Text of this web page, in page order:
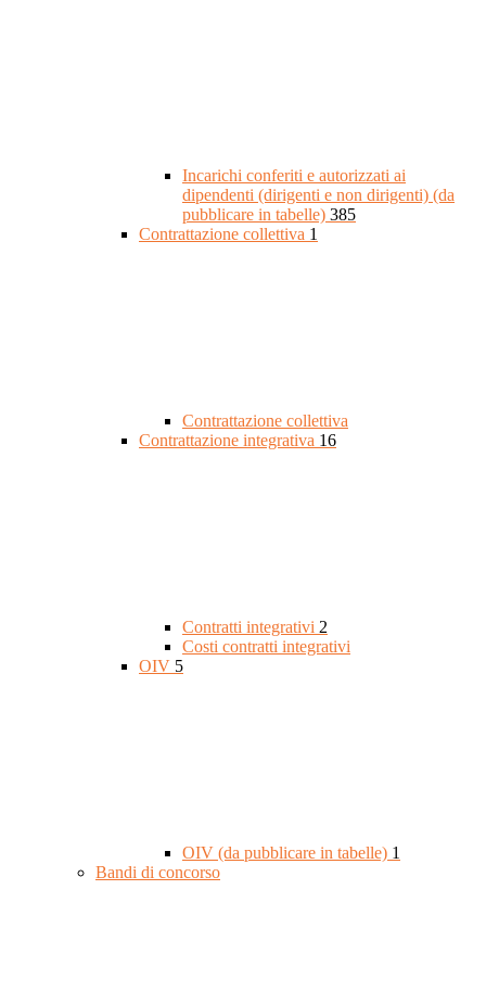
Incarichi conferiti e autorizzati ai
dipendenti (dirigenti e non dirigenti) (da
pubblicare in tabelle) 385
Contrattazione collettiva 1
Contrattazione collettiva
Contrattazione integrativa 16
Contratti integrativi 2
Costi contratti integrativi
OIV 5
OIV (da pubblicare in tabelle) 1
Bandi di concorso